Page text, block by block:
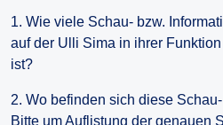
1. Wie viele Schau- bzw.
auf der Ulli Sima in ihrer
ist?
2. Wo befinden sich diese
Bitte um Auflistung der genauen